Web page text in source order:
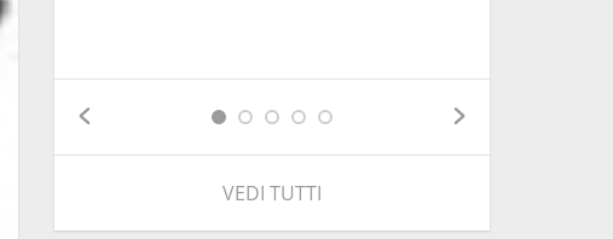
VEDI TUTTI